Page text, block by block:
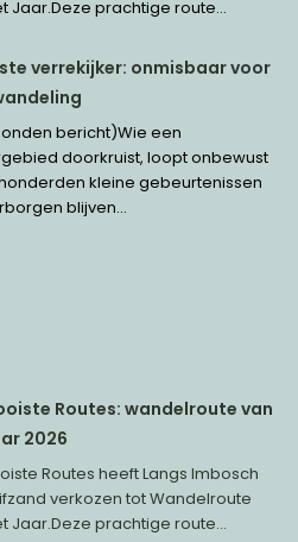
Jaar.Deze prachtige route...
verrekijker: onmisbaar voor
bericht)Wie een
doorkruist, loopt onbewust
kleine gebeurtenissen
blijven...
Routes: wandelroute van
2026
Routes heeft Langs Imbosch
verkozen tot Wandelroute
Jaar.Deze prachtige route...